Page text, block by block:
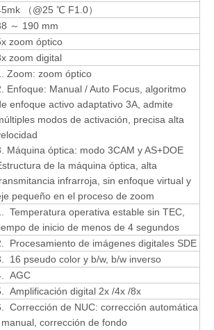
（@25 ℃ F1.0）
～ 190 mm
zoom óptico
zoom digital
Zoom: zoom óptico
Enfoque: Manual / Auto Focus, algoritmo
enfoque activo adaptativo 3A, admite
modos de activación, precisa alta
Máquina óptica: modo 3CAM y AS+DOE
de la máquina óptica, alta
infrarroja, sin enfoque virtual y
pequeño en el proceso de zoom
Temperatura operativa estable sin TEC,
de inicio de menos de 4 segundos
Procesamiento de imágenes digitales SDE
16 pseudo color y b/w, b/w inverso
AGC
Amplificación digital 2x /4x /8x
Corrección de NUC: corrección automática
corrección de fondo